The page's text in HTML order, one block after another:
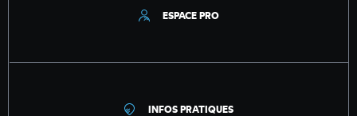
ESPACE PRO
INFOS PRATIQUES